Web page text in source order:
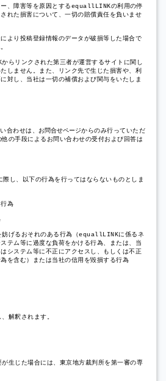
、障害等を原因とするequallLINKの利用の停
れた損害について、一切の賠償責任を負いませ
より投稿登録情報のデータが破損等した場合で
からリンクされた第三者が運営するサイトに関し
しません。また、リンク先で生じた損害や、利
対し、当社は一切の補償および関与をいたしま
合わせは、 お問合せページからのみ行っていただ
の手段によるお問い合わせの受付および回答は
際し、以下の行為を行ってはならないものとしま
為
妨げるおそれのある行為（equallLINKに係るネ
テム等に過度な負荷をかける行為、または、当
システム等に不正にアクセスし、もしくは不正
を含む）または当社の信用を毀損する行為
解釈されます。
生じた場合には、東京地方裁判所を第一審の専